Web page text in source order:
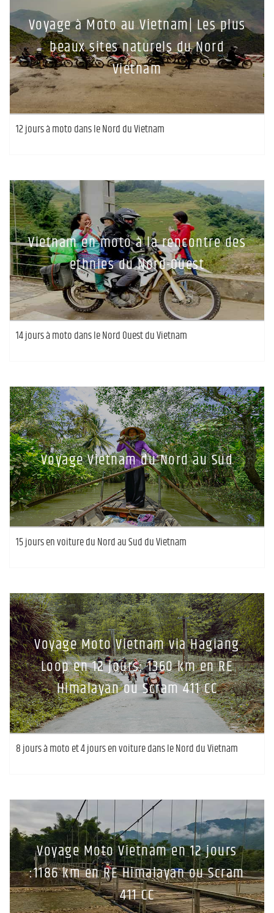
Voyage à Moto au Vietnam| Les plus
beaux sites naturels du Nord
Vietnam
12 jours à moto dans le Nord du Vietnam
Vietnam en moto à la rencontre des
ethnies du Nord-Ouest
14 jours à moto dans le Nord Ouest du Vietnam
Voyage Vietnam du Nord au Sud
15 jours en voiture du Nord au Sud du Vietnam
Voyage Moto Vietnam via Hagiang
Loop en 12 jours: 1360 km en RE
Himalayan ou Scram 411 CC
8 jours à moto et 4 jours en voiture dans le Nord du Vietnam
Voyage Moto Vietnam en 12 jours
:1186 km en RE Himalayan ou Scram
411 CC